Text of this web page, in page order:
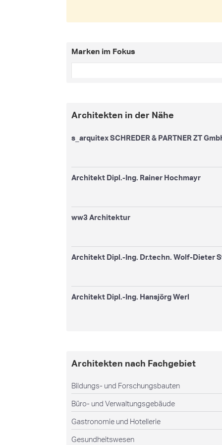
Marken im Fokus
Architekten in der Nähe
s_arquitex SCHREDER & PARTNER ZT
Architekt Dipl.-Ing. Rainer Hochmayr
ww3 Architektur
Architekt Dipl.-Ing. Dr.techn. Wolf-Dieter
Architekt Dipl.-Ing. Hansjörg Werl
Architekten nach Fachgebiet
Bildungs- und Forschungsbauten
Büro- und Verwaltungsgebäude
Gastronomie und Hotellerie
Gesundheitswesen